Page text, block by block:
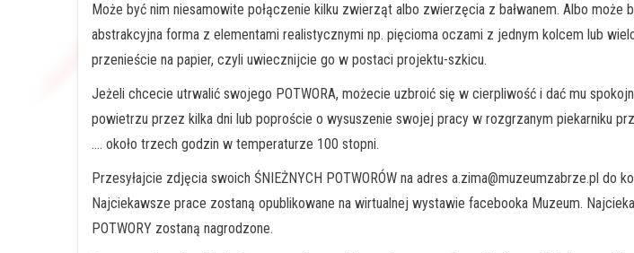
Może być nim niesamowite połączenie kilku zwierząt albo zwierzęcia z bałwanem. Albo może
abstrakcyjna forma z elementami realistycznymi np. pięcioma oczami z jednym kolcem lub
przenieście na papier, czyli uwiecznijcie go w postaci projektu-szkicu.
Jeżeli chcecie utrwalić swojego POTWORA, możecie uzbroić się w cierpliwość i dać mu
powietrzu przez kilka dni lub poproście o wysuszenie swojej pracy w rozgrzanym piekarniku
…. około trzech godzin w temperaturze 100 stopni.
Przesyłajcie zdjęcia swoich ŚNIEŻNYCH POTWORÓW na adres a.zima@muzeumzabrze.pl do
Najciekawsze prace zostaną opublikowane na wirtualnej wystawie facebooka Muzeum.
POTWORY zostaną nagrodzone.